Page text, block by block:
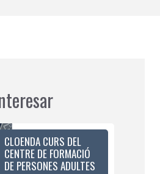
CLOENDA CURS DEL
CENTRE DE FORMACIÓ
DE PERSONES ADULTES